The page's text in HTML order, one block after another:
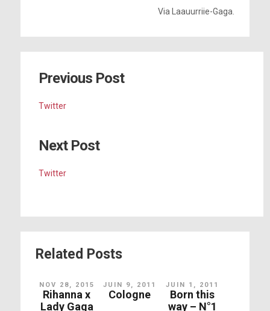
Via Laauurriie-Gaga.
Previous Post
Twitter
Next Post
Twitter
Related Posts
NOV 28, 2015
Rihanna x
Lady Gaga
JUIN 9, 2011
Cologne
JUIN 1, 2011
Born this
way – N°1